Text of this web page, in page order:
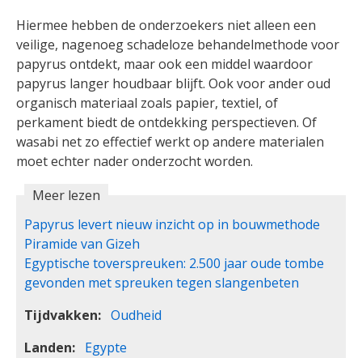
Hiermee hebben de onderzoekers niet alleen een
veilige, nagenoeg schadeloze behandelmethode voor
papyrus ontdekt, maar ook een middel waardoor
papyrus langer houdbaar blijft. Ook voor ander oud
organisch materiaal zoals papier, textiel, of
perkament biedt de ontdekking perspectieven. Of
wasabi net zo effectief werkt op andere materialen
moet echter nader onderzocht worden.
Meer lezen
Papyrus levert nieuw inzicht op in bouwmethode
Piramide van Gizeh
Egyptische toverspreuken: 2.500 jaar oude tombe
gevonden met spreuken tegen slangenbeten
Tijdvakken
Oudheid
Landen
Egypte